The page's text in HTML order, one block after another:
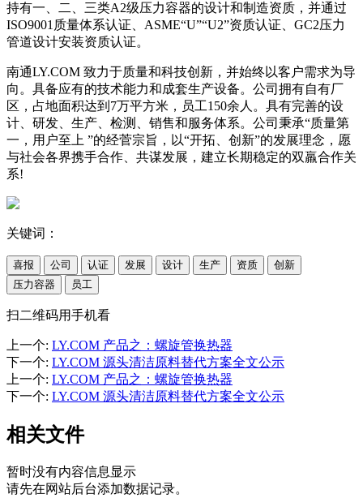
持有一、二、三类A2级压力容器的设计和制造资质，并通过
ISO9001质量体系认证、ASME“U”“U2”资质认证、GC2压力
管道设计安装资质认证。
南通LY.COM 致力于质量和科技创新，并始终以客户需求为导
向。具备应有的技术能力和成套生产设备。公司拥有自有厂
区，占地面积达到7万平方米，员工150余人。具有完善的设
计、研发、生产、检测、销售和服务体系。公司秉承“质量第
一，用户至上 ”的经菅宗旨，以“开拓、创新”的发展理念，愿
与社会各界携手合作、共谋发展，建立长期稳定的双羸合作关
系!
关键词：
喜报 公司 认证 发展 设计 生产 资质
创新
压力容器
员工
扫二维码用手机看
上一个: LY.COM 产品之：螺旋管换热器
下一个: LY.COM 源头清洁原料替代方案全文公示
上一个: LY.COM 产品之：螺旋管换热器
下一个: LY.COM 源头清洁原料替代方案全文公示
相关文件
暂时没有内容信息显示
请先在网站后台添加数据记录。